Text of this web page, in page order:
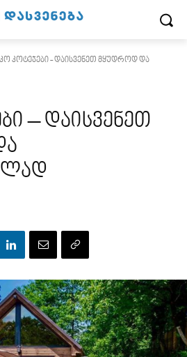
კოტეჯები - დაისვენეთ მყუდროდ და
– დაისვენეთ